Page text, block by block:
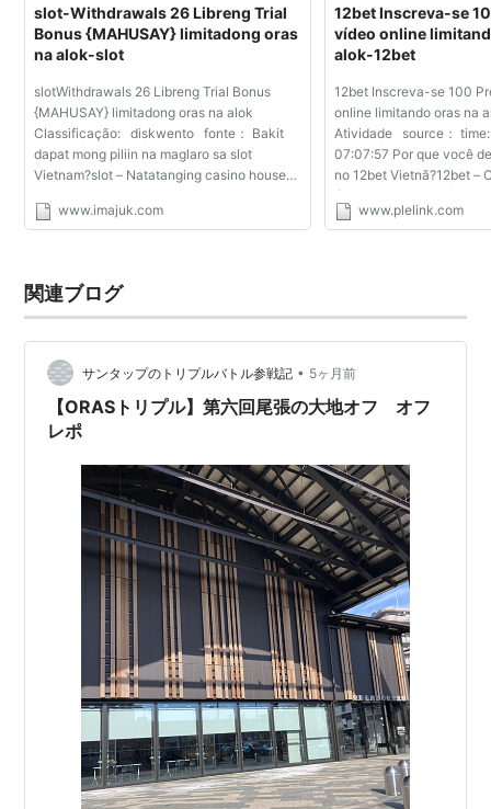
slot-Withdrawals 26 Libreng Trial
Bonus {MAHUSAY} limitadong oras
na alok-slot
slotWithdrawals 26 Libreng Trial Bonus
{MAHUSAY} limitadong oras na alok
Classificação: diskwento fonte： Bakit
dapat mong piliin na maglaro sa slot
Vietnam?slot – Natatanging casino house
(HVL88) sa nangungunang 10 bookies na
www.imajuk.com
12bet Inscreva-se
vídeo online
alok-12bet
12bet Inscreva-se 100
online limitando oras na
Atividade source：
07:07:57 Por que você
no 12bet Vietnã?12bet –
única no mercado
época, o bookie 12bet
www.plelink.com
関連ブログ
サンタップのトリプルバトル参戦記 • 5ヶ月前
【ORASトリプル】第六回尾張の大地オフ オフ
レポ